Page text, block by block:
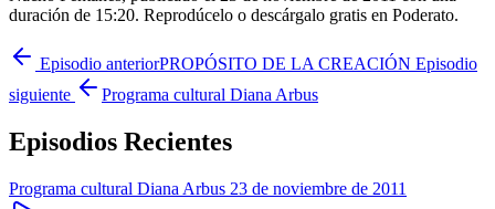
duración de 15:20. Reprodúcelo o descárgalo gratis en Poderato.
Episodio anteriorPROPÓSITO DE LA CREACIÓN Episodio
siguiente
Programa cultural Diana Arbus
Episodios Recientes
Programa cultural Diana Arbus 23 de noviembre de 2011